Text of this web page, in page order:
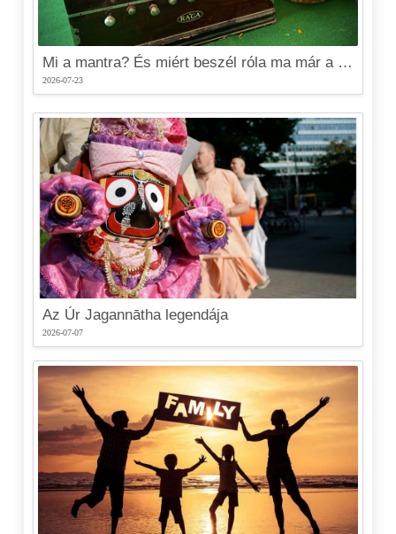
Mi a mantra? És miért beszél róla ma már a tudomány is?
2026-07-23
Az Úr Jagannātha legendája
2026-07-07